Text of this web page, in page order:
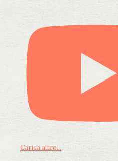
Carica altro...